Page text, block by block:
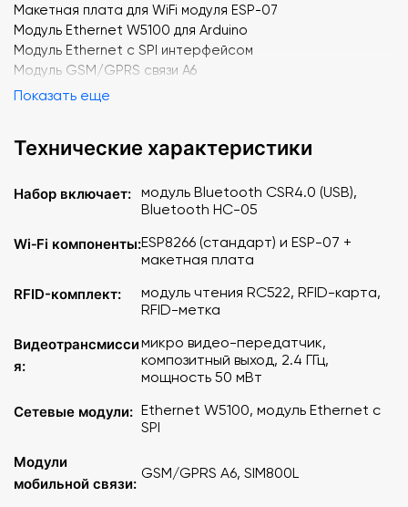
Макетная плата для WiFi модуля ESP-07
Модуль Ethernet W5100 для Arduino
Модуль Ethernet с SPI интерфейсом
Модуль GSM/GPRS связи A6
Модуль GSM/GPRS связи SIM800L
Модуль чтения RFID, RC522
Модуль чтения RFID, RC522
Модуль чтения RFID, RC522
Модуль чтения RFID, RC522
Модуль чтения RFID, RC522
Модуль чтения RFID, RC522
Показать еще
Технические характеристики
Набор включает: модуль Bluetooth CSR4.0 (USB),
Bluetooth HC-05
Wi‑Fi компоненты:ESP8266 (стандарт) и ESP-07 +
макетная плата
RFID-комплект:
модуль чтения RC522, RFID-карта,
RFID-метка
Видеотрансмисси
я:
микро видео-передатчик,
композитный выход, 2.4 ГГц,
мощность 50 мВт
Сетевые модули: Ethernet W5100, модуль Ethernet с
SPI
Модули
мобильной связи:
GSM/GPRS A6, SIM800L